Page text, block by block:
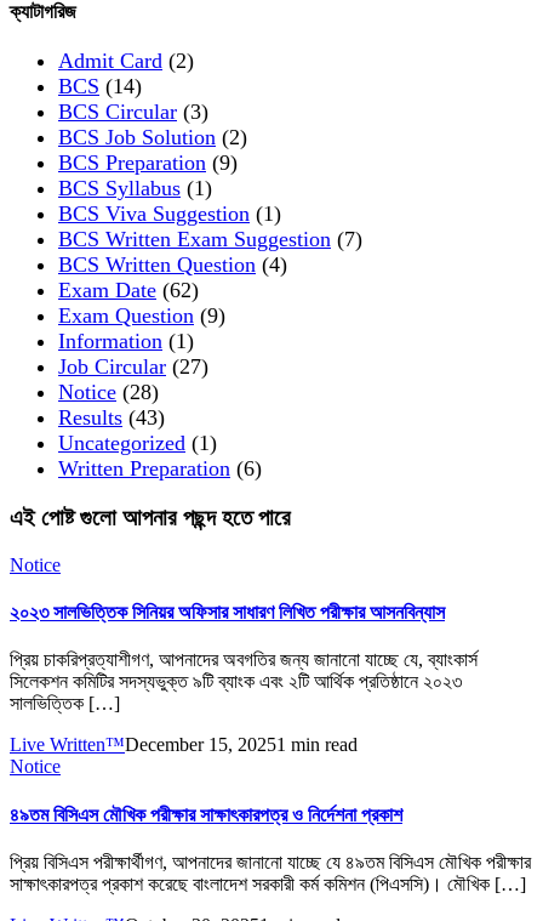
ক্যাটাগরিজ
Admit Card (2)
BCS (14)
BCS Circular (3)
BCS Job Solution (2)
BCS Preparation (9)
BCS Syllabus (1)
BCS Viva Suggestion (1)
BCS Written Exam Suggestion (7)
BCS Written Question (4)
Exam Date (62)
Exam Question (9)
Information (1)
Job Circular (27)
Notice (28)
Results (43)
Uncategorized (1)
Written Preparation (6)
এই পোষ্ট গুলো আপনার পছন্দ হতে পারে
Notice
২০২৩ সালভিত্তিক সিনিয়র অফিসার সাধারণ লিখিত পরীক্ষার আসনবিন্যাস
প্রিয় চাকরিপ্রত্যাশীগণ, আপনাদের অবগতির জন্য জানানো যাচ্ছে যে, ব্যাংকার্স
সিলেকশন কমিটির সদস্যভুক্ত ৯টি ব্যাংক এবং ২টি আর্থিক প্রতিষ্ঠানে ২০২৩
সালভিত্তিক […]
Live Written™December 15, 20251 min read
Notice
৪৯তম বিসিএস মৌখিক পরীক্ষার সাক্ষাৎকারপত্র ও নির্দেশনা প্রকাশ
প্রিয় বিসিএস পরীক্ষার্থীগণ, আপনাদের জানানো যাচ্ছে যে ৪৯তম বিসিএস মৌখিক পরীক্ষার
সাক্ষাৎকারপত্র প্রকাশ করেছে বাংলাদেশ সরকারী কর্ম কমিশন (পিএসসি)। মৌখিক […]